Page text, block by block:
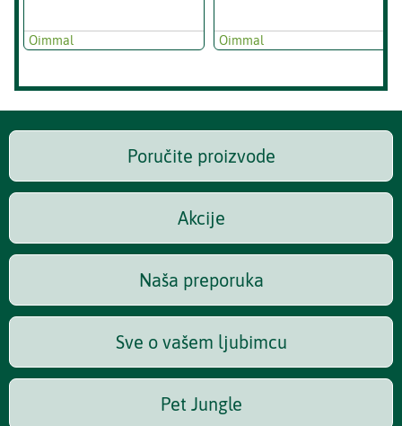
Oimmal Oimmal
Poručite proizvode
Akcije
Naša preporuka
Sve o vašem ljubimcu
Pet Jungle